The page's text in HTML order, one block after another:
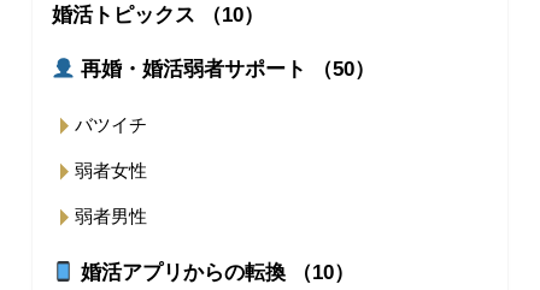
婚活トピックス （10）
再婚・婚活弱者サポート （50）
バツイチ
弱者女性
弱者男性
婚活アプリからの転換 （10）